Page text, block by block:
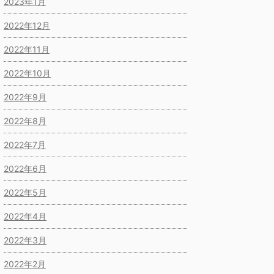
2022年12月
2022年11月
2022年10月
2022年9月
2022年8月
2022年7月
2022年6月
2022年5月
2022年4月
2022年3月
2022年2月